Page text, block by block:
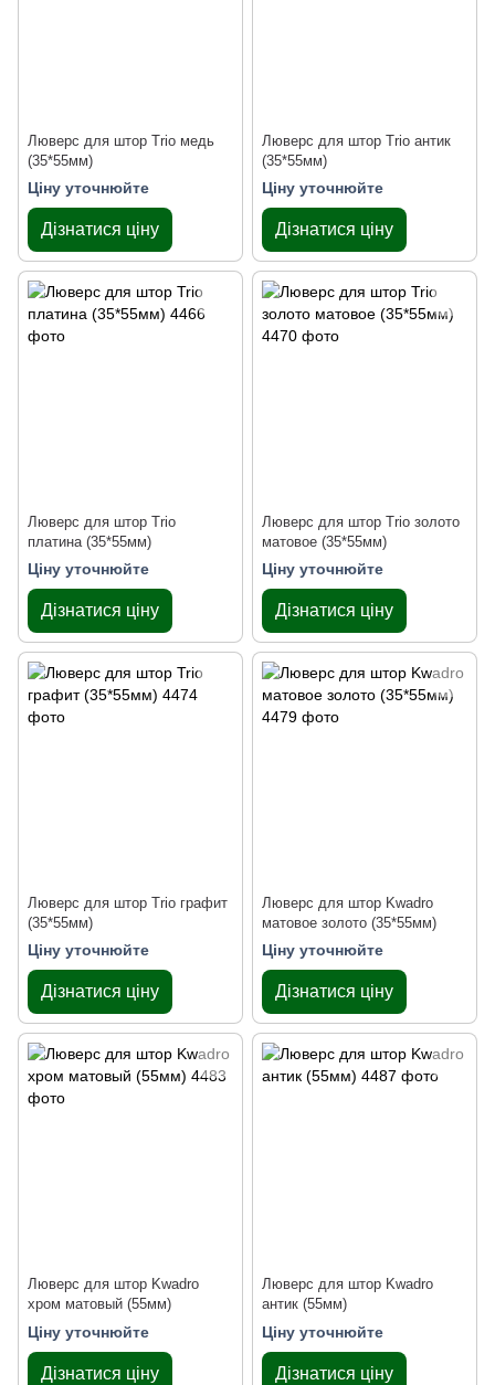
Люверс для штор Trio медь
(35*55мм)
Ціну уточнюйте
Дізнатися ціну
Люверс для штор Trio антик
(35*55мм)
Ціну уточнюйте
Дізнатися ціну
Люверс для штор Trio
платина (35*55мм)
Ціну уточнюйте
Дізнатися ціну
Люверс для штор Trio золото
матовое (35*55мм)
Ціну уточнюйте
Дізнатися ціну
Люверс для штор Trio графит
(35*55мм)
Ціну уточнюйте
Дізнатися ціну
Люверс для штор Kwadro
матовое золото (35*55мм)
Ціну уточнюйте
Дізнатися ціну
Люверс для штор Kwadro
хром матовый (55мм)
Ціну уточнюйте
Дізнатися ціну
Люверс для штор Kwadro
антик (55мм)
Ціну уточнюйте
Дізнатися ціну